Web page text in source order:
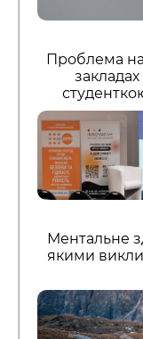
Проблема
закладах
Ментальне
якими